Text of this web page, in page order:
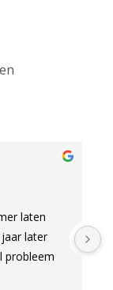
hebben we laten
een uitstekende
verliep prettig: in de
alle mogelijke